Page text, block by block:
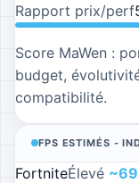
Rapport prix/perf
Score MaWen :
budget,
compatibilité.
FPS ESTIMÉS -
FortniteÉlevé ~69